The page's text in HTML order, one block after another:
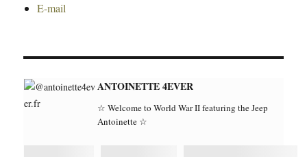
E-mail
ANTOINETTE 4EVER
☆ Welcome to World War II featuring the Jeep
Antoinette ☆